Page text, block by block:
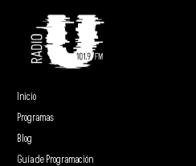
Inicio
Programas
Blog
Guía de Programación